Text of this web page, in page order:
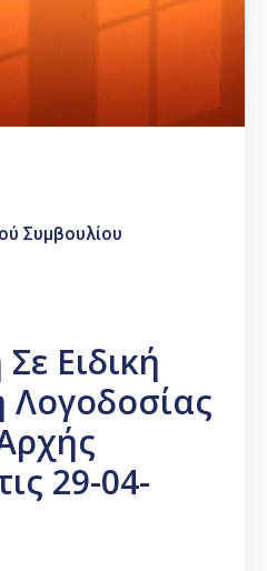
Συμβουλίου
Ειδική
Λογοδοσίας
29-04-